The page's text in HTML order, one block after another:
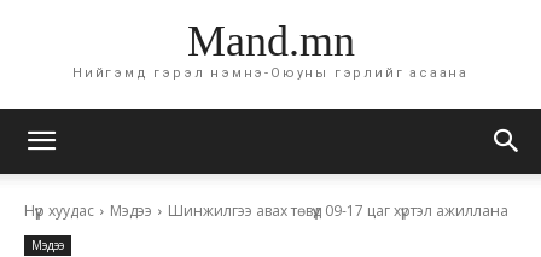
Mand.mn
Нийгэмд гэрэл нэмнэ-Оюуны гэрлийг асаана
Нүүр хуудас Мэдээ Шинжилгээ авах төвүүд 09-17 цаг хүртэл ажиллана
Мэдээ